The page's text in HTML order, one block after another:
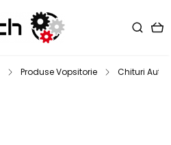
Produse Vopsitorie Chituri Auto